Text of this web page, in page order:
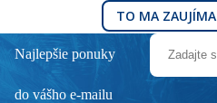
TO MA ZAUJÍMA
Najlepšie ponuky
do vášho e-mailu